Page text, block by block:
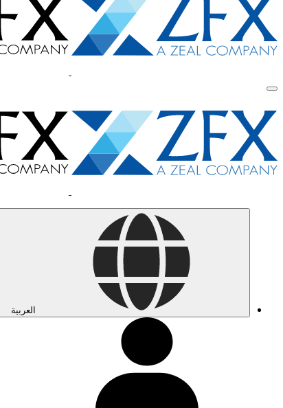
العربية